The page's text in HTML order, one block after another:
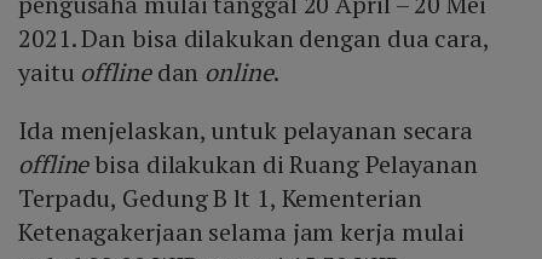
2021. Dan bisa dilakukan dengan dua cara,
yaitu offlinedan online.
Ida menjelaskan, untuk pelayanan secara
offlinebisa dilakukan di Ruang Pelayanan
Terpadu, Gedung B lt 1, Kementerian
Ketenagakerjaan selama jam kerja mulai